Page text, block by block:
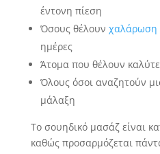
έντονη πίεση
Όσους θέλουν χαλάρωση
ημέρες
Άτομα που θέλουν
Όλους όσοι αναζητούν
μάλαξη
Το σουηδικό μασάζ είναι
καθώς προσαρμόζεται